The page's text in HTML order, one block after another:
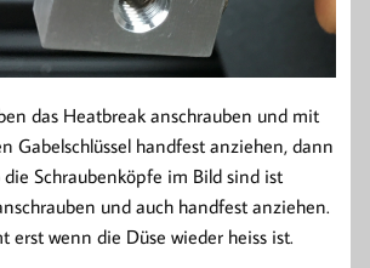
das Heatbreak anschrauben und mit
Gabelschlüssel handfest anziehen, dann
Schraubenköpfe im Bild sind ist
und auch handfest anziehen.
erst wenn die Düse wieder heiss ist.